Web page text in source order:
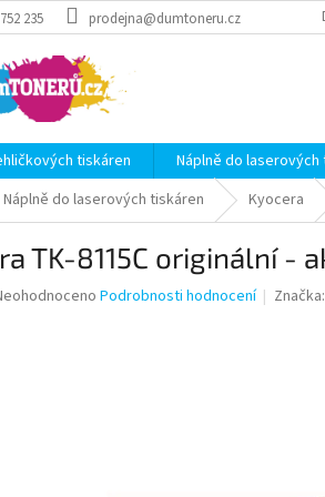
235 prodejna@dumtoneru.cz
tiskáren Náplně do laserových
Náplně do laserových tiskáren Kyocera
TK-8115C originální -
Podrobnosti hodnocení